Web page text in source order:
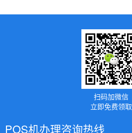
扫码加微信
立即免费领取
POS机办理咨询热线